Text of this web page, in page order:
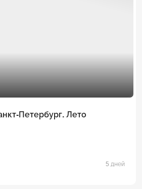
Петербург. Лето
5 дней